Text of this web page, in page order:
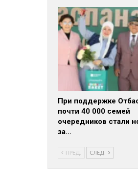
При поддержке
почти 40 000 семей
очередников стали
за…
ПРЕД. СЛЕД.